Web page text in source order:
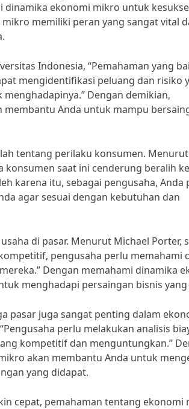
dinamika ekonomi mikro untuk
memiliki peran yang sangat vital
Indonesia, “Pemahaman yang
mengidentifikasi peluang dan risiko
Dengan demikian,
Anda untuk mampu
tentang perilaku konsumen.
konsumen saat ini cenderung beralih ke
karena itu, sebagai pengusaha, Anda
agar sesuai dengan kebutuhan dan
di pasar. Menurut Michael Porter,
pengusaha perlu memahami
Dengan memahami dinamika
menghadapi persaingan bisnis yang
pasar juga sangat penting dalam
perlu melakukan analisis
kompetitif dan menguntungkan.”
akan membantu Anda untuk
yang didapat.
cepat, pemahaman tentang ekonomi